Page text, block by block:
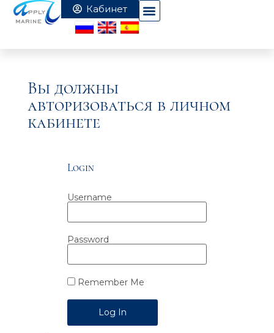
Вы должны
авторизоваться в личном
кабинете
Login
Username
Password
Remember Me